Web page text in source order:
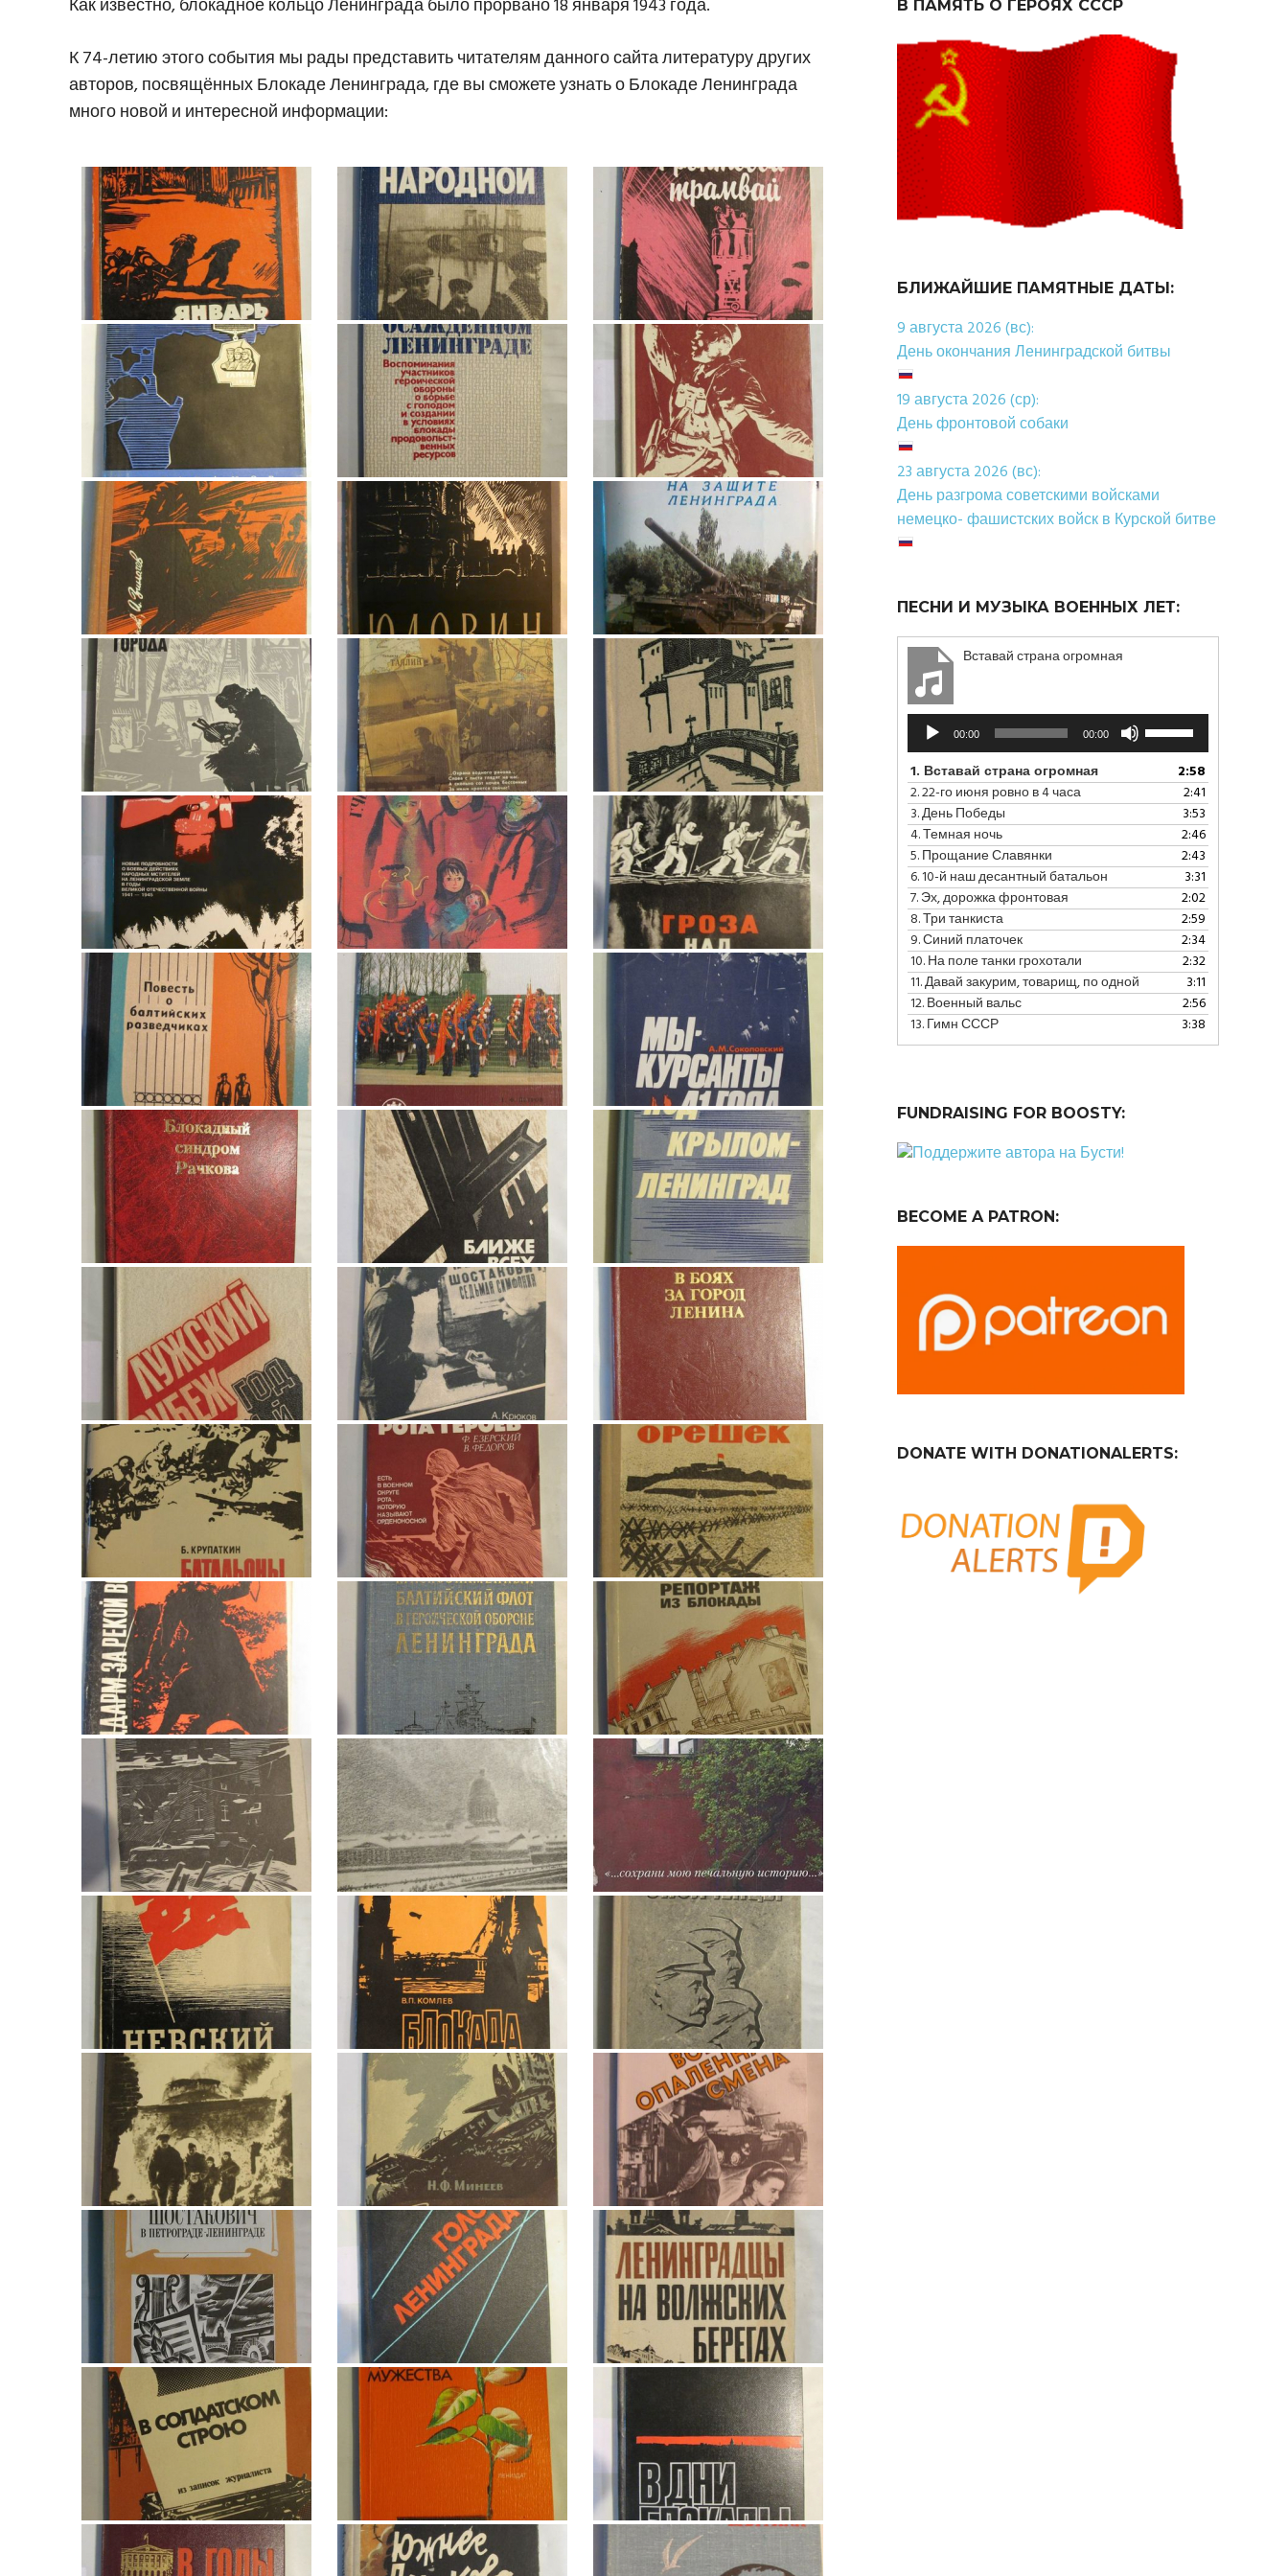
Как известно, блокадное кольцо Ленинграда было прорвано 18 января 1943 года.
К 74-летию этого события мы рады представить читателям данного сайта литературу других
авторов, посвящённых Блокаде Ленинграда, где вы сможете узнать о Блокаде Ленинграда
много новой и интересной информации:
В ПАМЯТЬ О ГЕРОЯХ СССР
БЛИЖАЙШИЕ ПАМЯТНЫЕ ДАТЫ:
9 августа 2026 (вс):
День окончания Ленинградской битвы
19 августа 2026 (ср):
День фронтовой собаки
23 августа 2026 (вс):
День разгрома советскими войсками
немецко- фашистских войск в Курской битве
ПЕСНИ И МУЗЫКА ВОЕННЫХ ЛЕТ:
Вставай страна огромная
Аудиоплеер
00:00 00:00
вниз,
чтобы
увеличить
или
уменьшить
громкость.
1. Вставай страна огромная
2:58
2.22-го июня ровно в 4 часа
2:41
3.День Победы
3:53
4.Темная ночь
2:46
5.Прощание Славянки
2:43
6.10-й наш десантный батальон
3:31
7.Эх, дорожка фронтовая
2:02
8.Три танкиста
2:59
9.Синий платочек
2:34
10.На поле танки грохотали
2:32
11.Давай закурим, товарищ, по одной
3:11
12.Военный вальс
2:56
13.Гимн СССР 3:38
FUNDRAISING FOR BOOSTY:
BECOME A PATRON:
DONATE WITH DONATIONALERTS: